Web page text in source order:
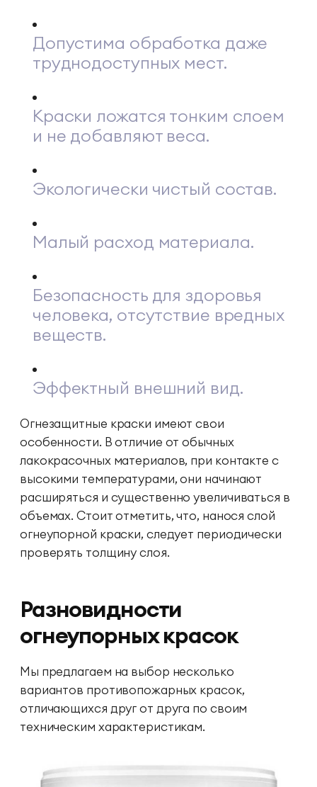
Допустима обработка даже
труднодоступных мест.
Краски ложатся тонким слоем
и не добавляют веса.
Экологически чистый состав.
Малый расход материала.
Безопасность для здоровья
человека, отсутствие вредных
веществ.
Эффектный внешний вид.
Огнезащитные краски имеют свои
особенности. В отличие от обычных
лакокрасочных материалов, при контакте с
высокими температурами, они начинают
расширяться и существенно увеличиваться в
объемах. Стоит отметить, что, нанося слой
огнеупорной краски, следует периодически
проверять толщину слоя.
Разновидности
огнеупорных красок
Мы предлагаем на выбор несколько
вариантов противопожарных красок,
отличающихся друг от друга по своим
техническим характеристикам.